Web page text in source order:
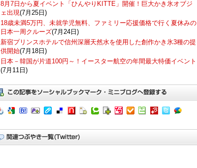
8月7日から夏イベント「ひんやりKITTE」開催！巨大かき氷オブジ
ェ出現(7月25日)
18歳未満5万円、未就学児無料、ファミリー応援価格で行く夏休みの
日本一周クルーズ(7月24日)
新宿プリンスホテルで信州深層天然水を使用した創作かき氷3種の提
供開始(7月18日)
日本－韓国が片道100円～！イースター航空の年間最大特価イベント
(7月11日)